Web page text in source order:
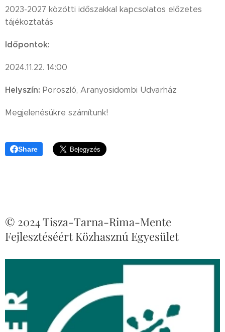
2023-2027 közötti időszakkal kapcsolatos előzetes
tájékoztatás
Időpontok:
2024.11.22. 14:00
Helyszín: Poroszló, Aranyosidombi Udvarház
Megjelenésükre számítunk!
Share
© 2024 Tisza-Tarna-Rima-Mente
Fejlesztéséért Közhasznú Egyesület